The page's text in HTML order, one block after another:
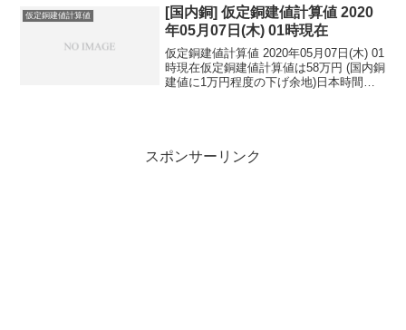
民元：1...
仮定銅建値計算値
[国内銅] 仮定銅建値計算値 2020
年05月07日(木) 01時現在
仮定銅建値計算値 2020年05月07日(木) 01
時現在仮定銅建値計算値は58万円 (国内銅
建値に1万円程度の下げ余地)日本時間
スポンサーリンク